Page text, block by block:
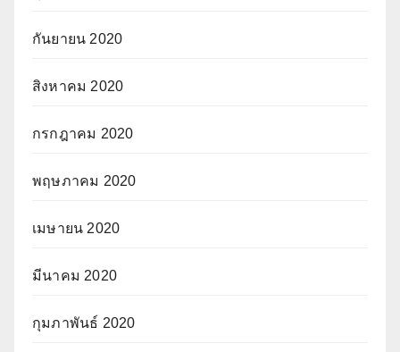
กันยายน 2020
สิงหาคม 2020
กรกฎาคม 2020
พฤษภาคม 2020
เมษายน 2020
มีนาคม 2020
กุมภาพันธ์ 2020